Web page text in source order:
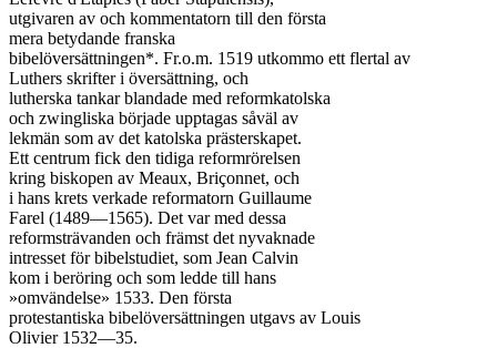
utgivaren av och kommentatorn till den första
mera betydande franska
bibelöversättningen*. Fr.o.m. 1519 utkommo ett flertal av
Luthers skrifter i översättning, och
lutherska tankar blandade med reformkatolska
och zwingliska började upptagas såväl av
lekmän som av det katolska prästerskapet.
Ett centrum fick den tidiga reformrörelsen
kring biskopen av Meaux, Briçonnet, och
i hans krets verkade reformatorn Guillaume
Farel (1489—1565). Det var med dessa
reformsträvanden och främst det nyvaknade
intresset för bibelstudiet, som Jean Calvin
kom i beröring och som ledde till hans
»omvändelse» 1533. Den första
protestantiska bibelöversättningen utgavs av Louis
Olivier 1532—35.